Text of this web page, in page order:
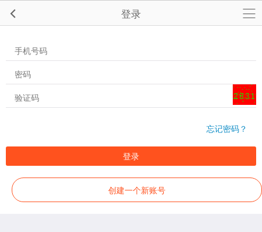
登录
忘记密码？
登录
创建一个新账号